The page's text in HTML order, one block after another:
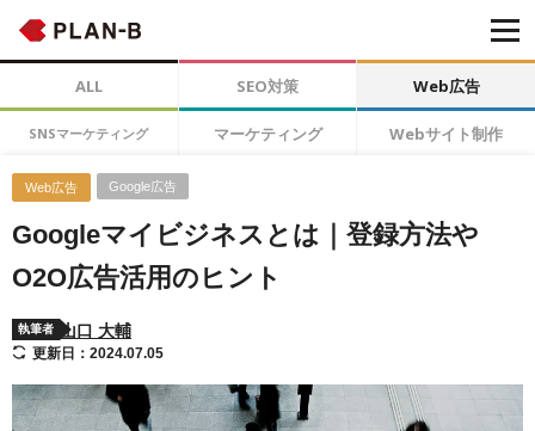
ALL SEO対策 Web広告
SNSマーケティング マーケティング Webサイト制作
Web広告 Google広告
Googleマイビジネスとは｜登録方法や
O2O広告活用のヒント
執筆者 山口 大輔
更新日：2024.07.05